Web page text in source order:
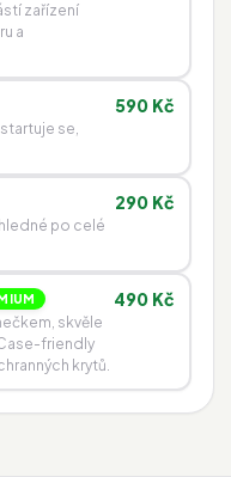
zařízení
a
se,
590 Kč
po celé
290 Kč
skvěle
friendly
krytů.
490 Kč